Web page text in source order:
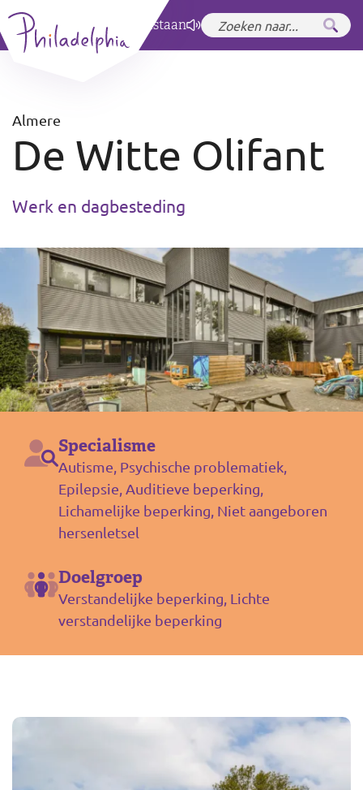
Zet hoog contrastaan
Almere
De Witte Olifant
Werk en dagbesteding
Specialisme
Autisme, Psychische problematiek,
Epilepsie, Auditieve beperking,
Lichamelijke beperking, Niet aangeboren
hersenletsel
Doelgroep
Verstandelijke beperking, Lichte
verstandelijke beperking